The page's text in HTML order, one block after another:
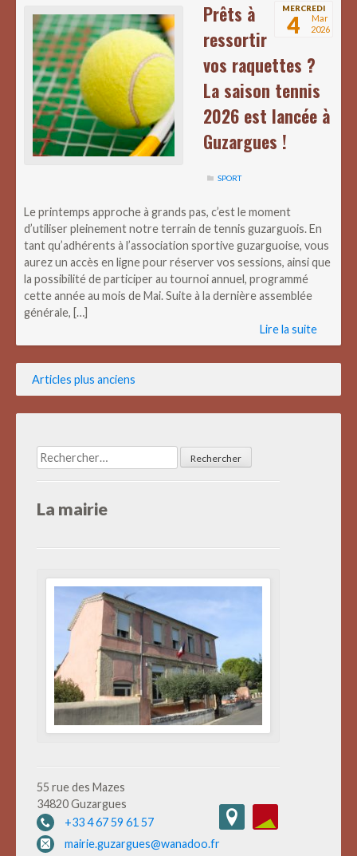
MERCREDI
4
Mar
2026
Prêts à
ressortir
vos raquettes ?
La saison tennis
2026 est lancée à
Guzargues !
SPORT
Le printemps approche à grands pas, c’est le moment
d’utiliser pleinement notre terrain de tennis guzarguois. En
tant qu’adhérents à l’association sportive guzarguoise, vous
aurez un accès en ligne pour réserver vos sessions, ainsi que
la possibilité de participer au tournoi annuel, programmé
cette année au mois de Mai. Suite à la dernière assemblée
générale, […]
Lire la suite
Navigation
des
Articles plus anciens
Rechercher :
La mairie
55 rue des Mazes
34820 Guzargues
+33 4 67 59 61 57
mairie.guzargues@wanadoo.fr